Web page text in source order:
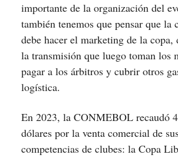
importante de la organización del
también tenemos que pensar que la
debe hacer el marketing de la copa,
la transmisión que luego toman los
pagar a los árbitros y cubrir otros
logística.
En 2023, la CONMEBOL recaudó
dólares por la venta comercial de
competencias de clubes: la Copa